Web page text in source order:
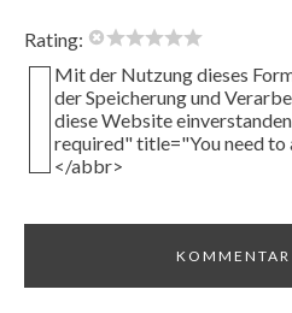
Rating:
Mit der Nutzung dieses
der Speicherung und
diese Website
required" title="You need
</abbr>